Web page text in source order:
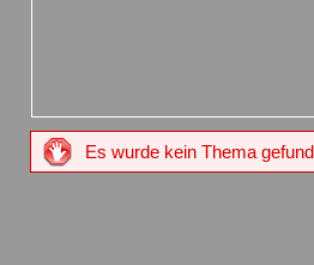
Es wurde kein Thema